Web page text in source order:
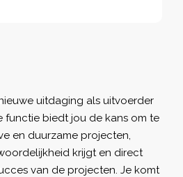
uitdaging als uitvoerder
functie biedt jou de kans om te
en duurzame projecten,
krijgt en direct
van de projecten. Je komt